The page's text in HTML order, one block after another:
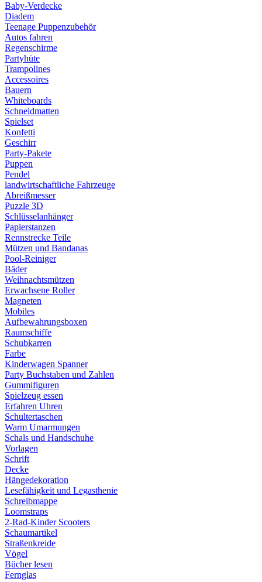
Baby-Verdecke
Diadem
Teenage Puppenzubehör
Autos fahren
Regenschirme
Partyhüte
Trampolines
Accessoires
Bauern
Whiteboards
Schneidmatten
Spielset
Konfetti
Geschirr
Party-Pakete
Puppen
Pendel
landwirtschaftliche Fahrzeuge
Abreißmesser
Puzzle 3D
Schlüsselanhänger
Papierstanzen
Rennstrecke Teile
Mützen und Bandanas
Pool-Reiniger
Bäder
Weihnachtsmützen
Erwachsene Roller
Magneten
Mobiles
Aufbewahrungsboxen
Raumschiffe
Schubkarren
Farbe
Kinderwagen Spanner
Party Buchstaben und Zahlen
Gummifiguren
Spielzeug essen
Erfahren Uhren
Schultertaschen
Warm Umarmungen
Schals und Handschuhe
Vorlagen
Schrift
Decke
Hängedekoration
Lesefähigkeit und Legasthenie
Schreibmappe
Loomstraps
2-Rad-Kinder Scooters
Schaumartikel
Straßenkreide
Vögel
Bücher lesen
Fernglas